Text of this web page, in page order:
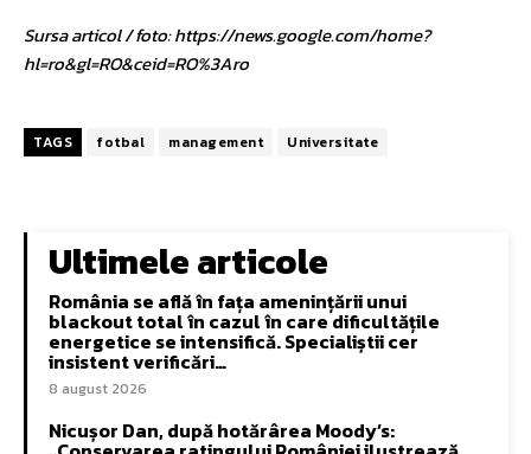
Sursa articol / foto: https://news.google.com/home?
hl=ro&gl=RO&ceid=RO%3Aro
TAGS fotbal management Universitate
Ultimele articole
România se află în fața amenințării unui
blackout total în cazul în care dificultățile
energetice se intensifică. Specialiștii cer
insistent verificări…
8 august 2026
Nicușor Dan, după hotărârea Moody’s: